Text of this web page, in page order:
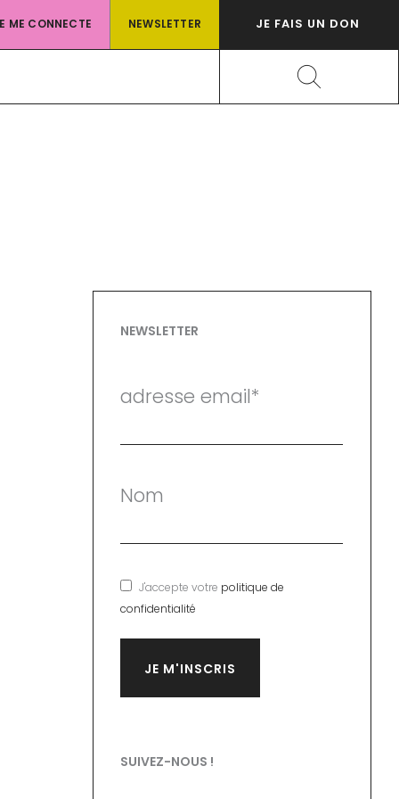
ME CONNECTE NEWSLETTER JE FAIS UN DON
Rechercher
NEWSLETTER
adresse email*
Nom
J'accepte votre politique de
confidentialité
SUIVEZ-NOUS !